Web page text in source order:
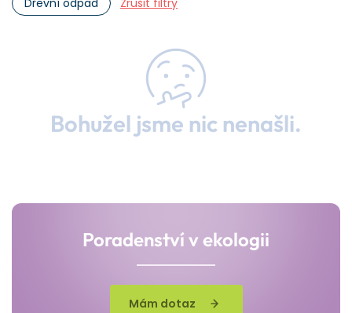
Bohužel jsme nic nenašli.
Poradenství v ekologii
Mám dotaz